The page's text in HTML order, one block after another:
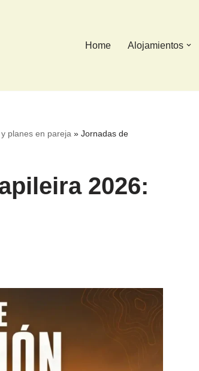
Home Alojamientos
planes en pareja » Jornadas de
2026: